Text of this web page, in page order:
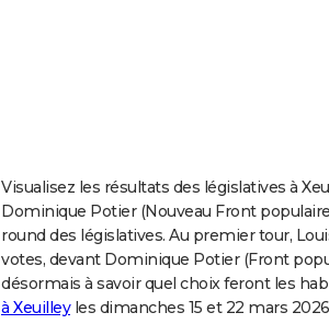
Visualisez les résultats des législatives à
Dominique Potier (Nouveau Front
round des législatives. Au premier tour,
votes, devant Dominique Potier (Front
désormais à savoir quel choix feront les
à Xeuilleyles dimanches 15 et 22 mars